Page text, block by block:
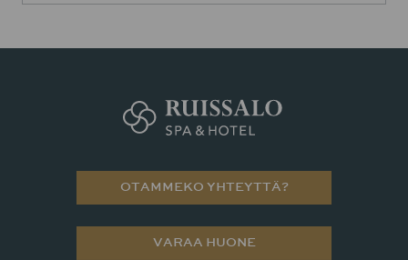
OTAMMEKO YHTEYTTÄ?
VARAA HUONE